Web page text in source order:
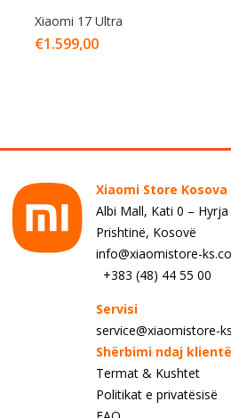
Xiaomi 17 Ultra
€1.599,00
Xiaomi Store Kosova
Albi Mall, Kati 0 – Hyrja
Prishtinë, Kosovë
info@xiaomistore-
+383 (48) 44 55 00
Servisi
service@xiaomistore-
Shërbimi ndaj
Termat & Kushtet
Politikat e privatësisë